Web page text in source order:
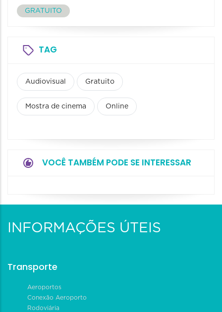
GRATUITO
TAG
Audiovisual Gratuito
Mostra de cinema Online
VOCÊ TAMBÉM PODE SE INTERESSAR
INFORMAÇÕES ÚTEIS
Transporte
Aeroportos
Conexão Aeroporto
Rodoviária